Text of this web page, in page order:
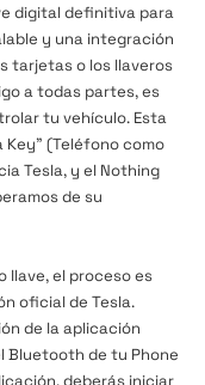
digital definitiva para
y una integración
tarjetas o los llaveros
a todas partes, es
tu vehículo. Esta
Key" (Teléfono como
Tesla, y el Nothing
de su
llave, el proceso es
oficial de Tesla.
de la aplicación
Bluetooth de tu Phone
deberás iniciar